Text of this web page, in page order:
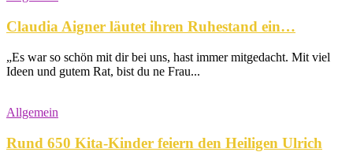
Claudia Aigner läutet ihren Ruhestand ein…
„Es war so schön mit dir bei uns, hast immer mitgedacht. Mit viel
Ideen und gutem Rat, bist du ne Frau...
Allgemein
Rund 650 Kita-Kinder feiern den Heiligen Ulrich